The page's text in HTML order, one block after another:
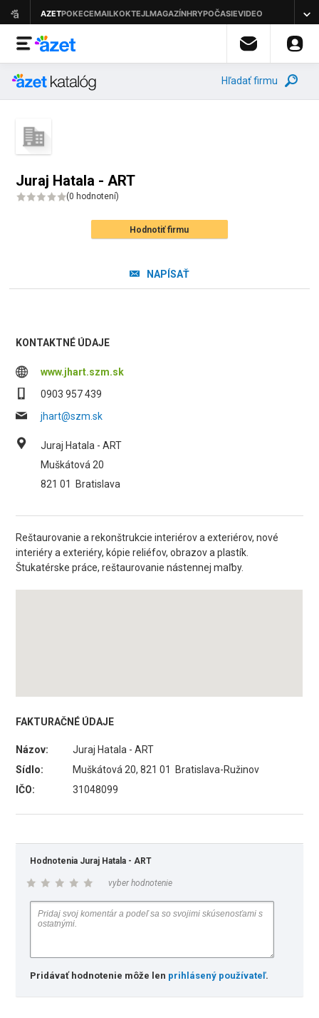
Hľadať firmu
Juraj Hatala - ART
(0 hodnotení)
Hodnotiť firmu
NAPÍSAŤ
KONTAKTNÉ ÚDAJE
www.jhart.szm.sk
0903 957 439
jhart@szm.sk
Juraj Hatala - ART
Muškátová 20
821 01
Bratislava
Reštaurovanie a rekonštrukcie interiérov a exteriérov, nové
interiéry a exteriéry, kópie reliéfov, obrazov a plastík.
Štukatérske práce, reštaurovanie nástennej maľby.
FAKTURAČNÉ ÚDAJE
Názov:
Juraj Hatala - ART
Sídlo:
Muškátová 20, 821 01 Bratislava-Ružinov
IČO:
31048099
Hodnotenia Juraj Hatala - ART
vyber hodnotenie
Pridávať hodnotenie môže len prihlásený používateľ.